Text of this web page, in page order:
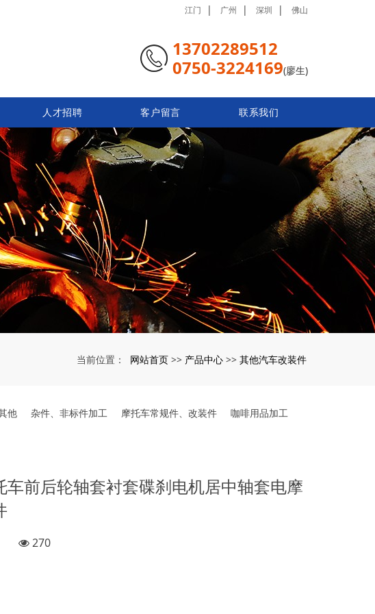
江门 | 广州 | 深圳 | 佛山
13702289512
0750-3224169(廖生)
人才招聘 客户留言 联系我们
当前位置： 网站首页 >> 产品中心 >> 其他汽车改装件
他 杂件、非标件加工 摩托车常规件、改装件 咖啡用品加工
车前后轮轴套衬套碟刹电机居中轴套电摩
270